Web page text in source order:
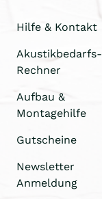
Hilfe & Kontakt
Akustikbedarfs-
Rechner
Aufbau &
Montagehilfe
Gutscheine
Newsletter
Anmeldung